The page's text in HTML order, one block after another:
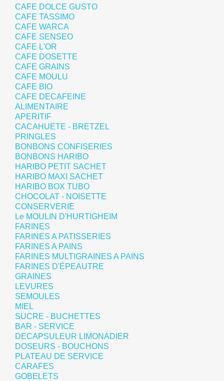
CAFE DOLCE GUSTO
CAFE TASSIMO
CAFE WARCA
CAFE SENSEO
CAFE L'OR
CAFE DOSETTE
CAFE GRAINS
CAFE MOULU
CAFE BIO
CAFE DECAFEINE
ALIMENTAIRE
APERITIF
CACAHUETE - BRETZEL
PRINGLES
BONBONS CONFISERIES
BONBONS HARIBO
HARIBO PETIT SACHET
HARIBO MAXI SACHET
HARIBO BOX TUBO
CHOCOLAT - NOISETTE
CONSERVERIE
Le MOULIN D'HURTIGHEIM
FARINES
FARINES A PATISSERIES
FARINES A PAINS
FARINES MULTIGRAINES A PAINS
FARINES D'ÉPEAUTRE
GRAINES
LEVURES
SEMOULES
MIEL
SUCRE - BUCHETTES
BAR - SERVICE
DECAPSULEUR LIMONADIER
DOSEURS - BOUCHONS
PLATEAU DE SERVICE
CARAFES
GOBELETS